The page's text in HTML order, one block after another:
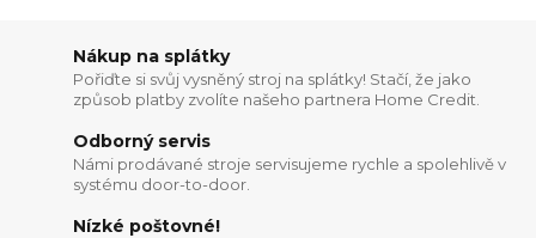
Nákup na splátky
Pořiďte si svůj vysněný stroj na splátky! Stačí, že jako
způsob platby zvolíte našeho partnera Home Credit.
Odborný servis
Námi prodávané stroje servisujeme rychle a spolehlivě v
systému door-to-door.
Nízké poštovné!